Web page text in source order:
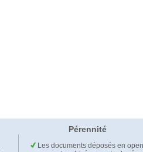
Pérennité
Les documents déposés en